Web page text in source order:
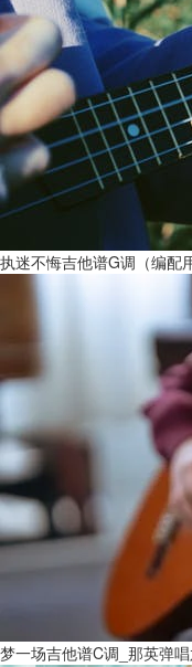
执迷不悔吉他谱G调（编配
梦一场吉他谱C调_那英弹